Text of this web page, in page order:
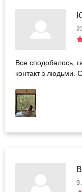
Все сподобалось,
контакт з людьми.
9